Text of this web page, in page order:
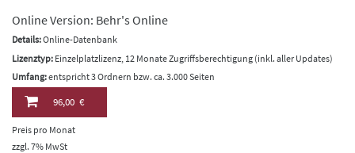
Online Version: Behr's Online
Details:Online-Datenbank
Lizenztyp: Einzelplatzlizenz, 12 Monate Zugriffsberechtigung (inkl. aller Updates)
Umfang:entspricht 3 Ordnern bzw. ca. 3.000 Seiten
96,00 €
Preis pro Monat
zzgl. 7% MwSt